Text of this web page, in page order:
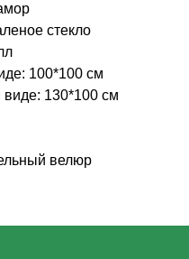
стекло
100*100 см
130*100 см
велюр